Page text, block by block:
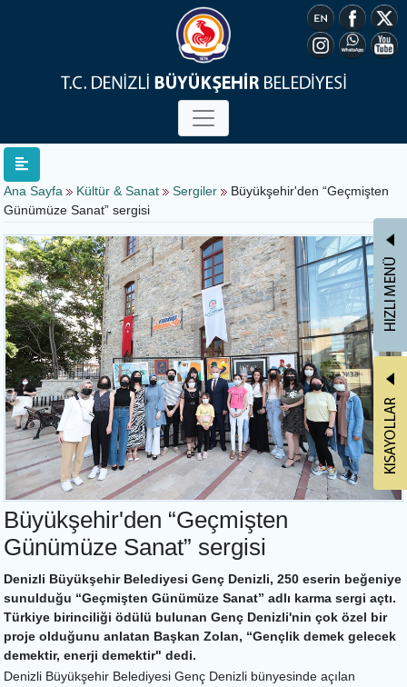
Ana Sayfa Kültür & Sanat Sergiler
Büyükşehir'den “Geçmişten
Günümüze Sanat” sergisi
Büyükşehir'den “Geçmişten
Günümüze Sanat” sergisi
Denizli Büyükşehir Belediyesi Genç Denizli, 250 eserin beğeniye
sunulduğu “Geçmişten Günümüze Sanat” adlı karma sergi açtı.
Türkiye birinciliği ödülü bulunan Genç Denizli'nin çok özel bir
proje olduğunu anlatan Başkan Zolan, “Gençlik demek gelecek
demektir, enerji demektir" dedi.
Denizli Büyükşehir Belediyesi Genç Denizli bünyesinde açılan